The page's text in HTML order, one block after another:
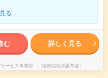
る
む 詳しく見る
ービス事業部 （医療福祉介護関連）